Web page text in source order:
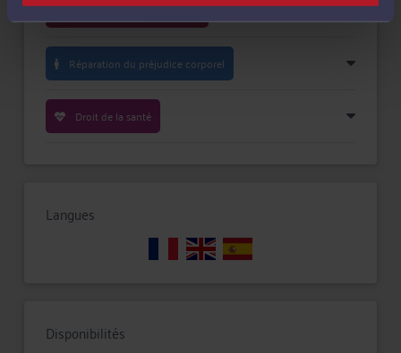
Droit du dommage corporel
Réparation du préjudice corporel
Droit de la santé
Langues
Disponibilités